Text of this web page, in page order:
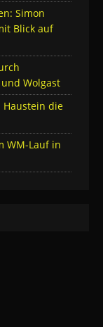
Simon
Blick auf
Wolgast
die
WM-Lauf in